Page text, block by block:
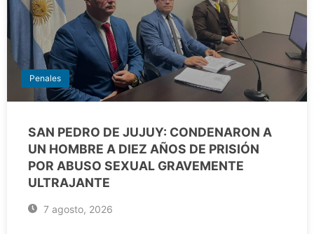
Penales
SAN PEDRO DE JUJUY: CONDENARON A
UN HOMBRE A DIEZ AÑOS DE PRISIÓN
POR ABUSO SEXUAL GRAVEMENTE
ULTRAJANTE
7 agosto, 2026